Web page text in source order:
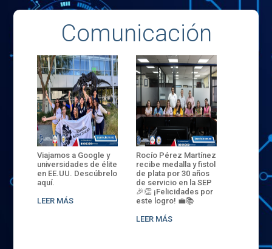
Comunicación
Viajamos a Google y
universidades de élite
en EE.UU. Descúbrelo
aquí.
LEER MÁS
Rocío Pérez Martínez
recibe medalla y fistol
de plata por 30 años
de servicio en la SEP
🎉👏 ¡Felicidades por
este logro! 💼📚
LEER MÁS
ENECB-
del
batalla.
32
sede